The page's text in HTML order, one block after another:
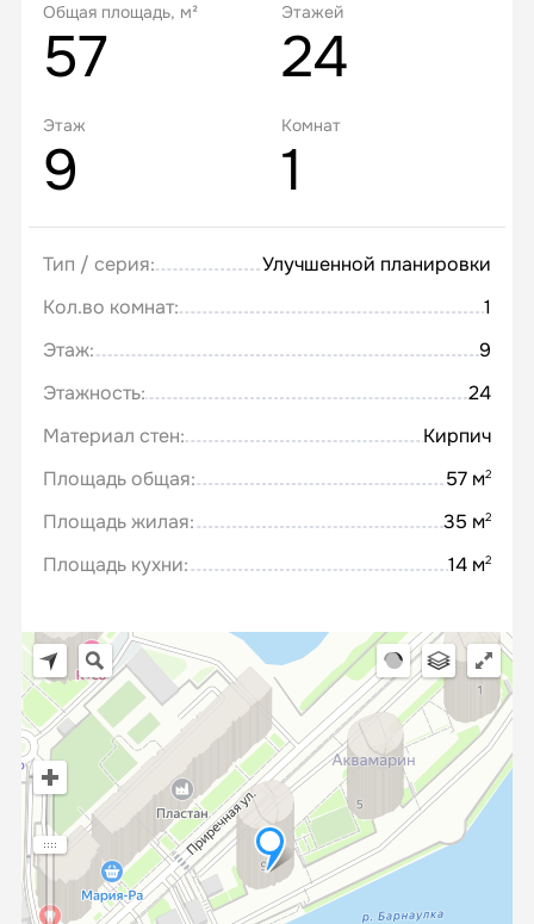
Общая площадь, м²
57
Этажей
24
Этаж
9
Комнат
1
Тип / серия:
Улучшенной планировки
Кол.во комнат:
1
Этаж:
9
Этажность:
24
Материал стен:
Кирпич
Площадь общая:
57 м2
Площадь жилая: 35 м2
Площадь кухни: 14 м2